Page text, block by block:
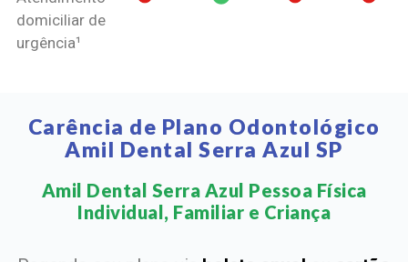
domiciliar de
urgência¹
Carência de Plano Odontológico
Amil Dental Serra Azul SP
Amil Dental Serra Azul Pessoa Física
Individual, Familiar e Criança​